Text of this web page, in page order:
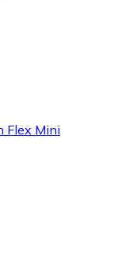
Flex Mini